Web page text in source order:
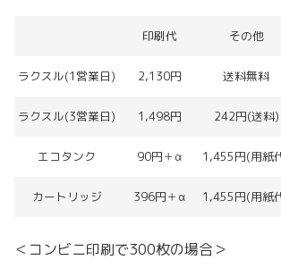
印刷代 その他
ラクスル(1営業日) 2,130円 送料無料
ラクスル(3営業日) 1,498円 242円(送料)
エコタンク 90円＋α 1,455円(用紙
カートリッジ 396円＋α 1,455円(用紙
＜コンビニ印刷で300枚の場合＞